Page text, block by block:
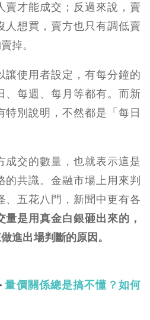
賣才能成交；反過來說，賣
人想買，賣方也只有調低賣
掉。
讓使用者設定，有每分鐘的
、每週、每月等都有。而新
特別說明，不然都是「每日
成交的數量，也就表示這是
的共識。金融市場上用來判
、五花八門，新聞中更有各
量是用真金白銀砸出來的，
進出場判斷的原因。
量價關係總是搞不懂？如何